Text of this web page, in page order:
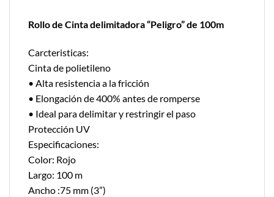
Rollo de Cinta delimitadora “Peligro” de 100m
Carcteristicas:
Cinta de polietileno
• Alta resistencia a la fricción
• Elongación de 400% antes de romperse
• Ideal para delimitar y restringir el paso
Protección UV
Especificaciones:
Color: Rojo
Largo: 100 m
Ancho :75 mm (3”)